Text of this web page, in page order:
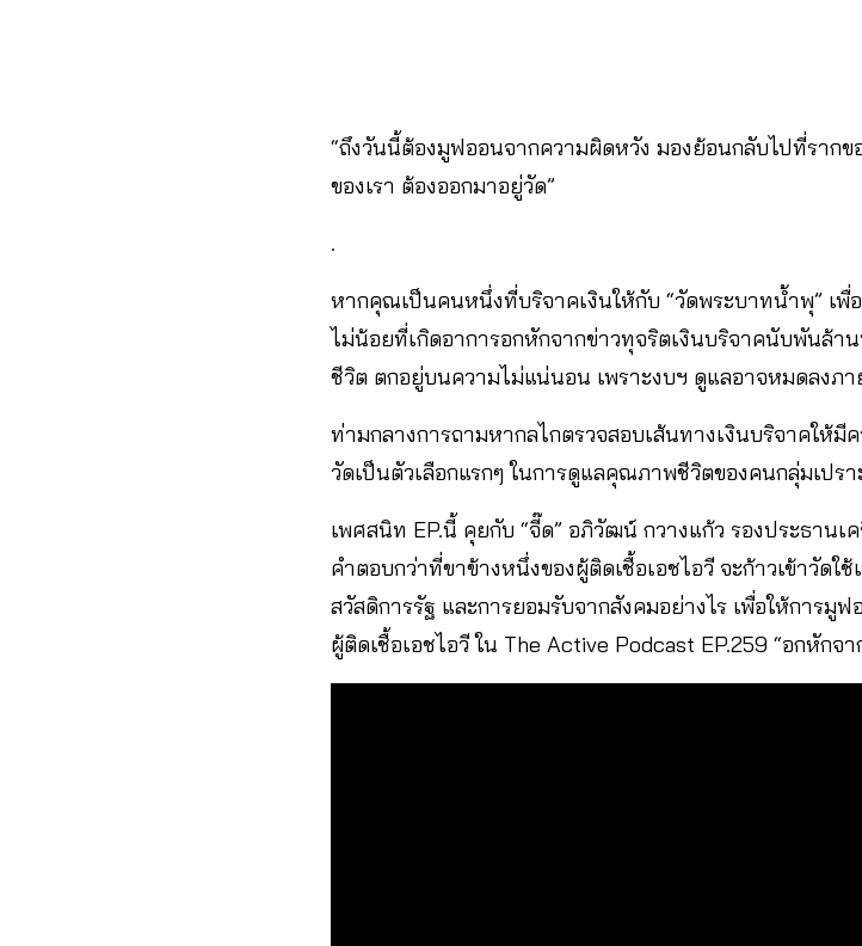
“ถึงวันนี้ต้องมูฟออนจากความผิดหวัง มองย้อนกลับไปที่รา
ของเรา ต้องออกมาอยู่วัด”
.
หากคุณเป็นคนหนึ่งที่บริจาคเงินให้กับ “วัดพระบาทน้ำพุ” เพื่
ไม่น้อยที่เกิดอาการอกหักจากข่าวทุจริตเงินบริจาคนับพันล้า
ชีวิต ตกอยู่บนความไม่แน่นอน เพราะงบฯ ดูแลอาจหมดลงภ
ท่ามกลางการถามหากลไกตรวจสอบเส้นทางเงินบริจาคให้มี
วัดเป็นตัวเลือกแรกๆ ในการดูแลคุณภาพชีวิตของคนกลุ่มเปรา
เพศสนิท EP.นี้ คุยกับ “จี๊ด” อภิวัฒน์ กวางแก้ว รองประธานเ
คำตอบกว่าที่ขาข้างหนึ่งของผู้ติดเชื้อเอชไอวี จะก้าวเข้าวัด
สวัสดิการรัฐ และการยอมรับจากสังคมอย่างไร เพื่อให้การมู
ผู้ติดเชื้อเอชไอวี ใน The Active Podcast EP.259 “อกหัก